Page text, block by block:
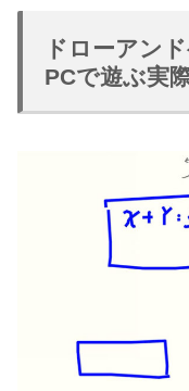
ドローアン
PCで遊ぶ実